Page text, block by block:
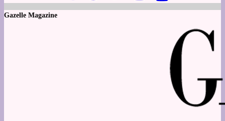
Gazelle Magazine